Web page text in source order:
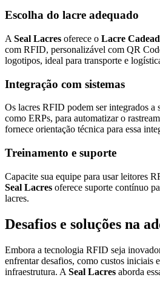
Escolha do lacre adequado
A Seal Lacres oferece o Lacre
com RFID, personalizável com QR
logotipos, ideal para transporte e
Integração com sistemas
Os lacres RFID podem ser integrados a
como ERPs, para automatizar o
fornece orientação técnica para essa
Treinamento e suporte
Capacite sua equipe para usar leitores
Seal Lacres oferece suporte contínuo
lacres.
Desafios e soluções na
Embora a tecnologia RFID seja
enfrentar desafios, como custos iniciais
infraestrutura. A Seal Lacres aborda